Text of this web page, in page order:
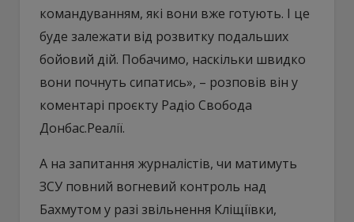
командуванням, які вони вже готують. І це
буде залежати від розвитку подальших
бойовий дій. Побачимо, наскільки швидко
вони почнуть сипатись», – розповів він у
коментарі проєкту Радіо Свобода
Донбас.Реалії.
А на запитання журналістів, чи матимуть
ЗСУ повний вогневий контроль над
Бахмутом у разі звільнення Кліщіївки,